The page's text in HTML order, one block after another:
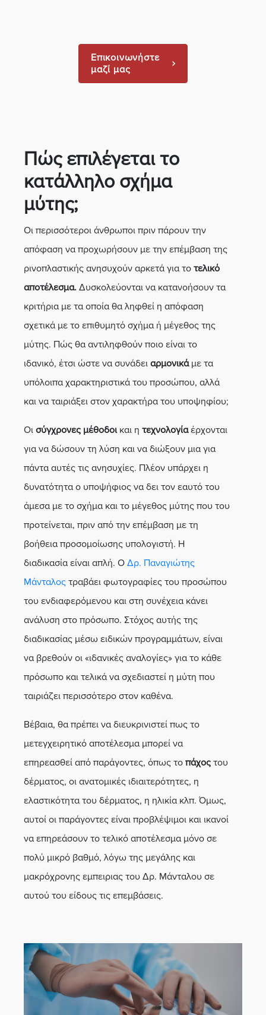
Επικοινωνήστε
μαζί μας
Πώς επιλέγεται το
κατάλληλο σχήμα
μύτης;
Οι περισσότεροι άνθρωποι πριν πάρουν την
απόφαση να προχωρήσουν με την επέμβαση της
ρινοπλαστικής ανησυχούν αρκετά για το τελικό
αποτέλεσμα. Δυσκολεύονται να κατανοήσουν τα
κριτήρια με τα οποία θα ληφθεί η απόφαση
σχετικά με το επιθυμητό σχήμα ή μέγεθος της
μύτης. Πώς θα αντιληφθούν ποιο είναι το
ιδανικό, έτσι ώστε να συνάδει αρμονικάμε τα
υπόλοιπα χαρακτηριστικά του προσώπου, αλλά
και να ταιριάξει στον χαρακτήρα του υποψηφίου;
Οι σύγχρονες μέθοδοικαι η τεχνολογίαέρχονται
για να δώσουν τη λύση και να διώξουν μια για
πάντα αυτές τις ανησυχίες. Πλέον υπάρχει η
δυνατότητα ο υποψήφιος να δει τον εαυτό του
άμεσα με το σχήμα και το μέγεθος μύτης που του
προτείνεται, πριν από την επέμβαση με τη
βοήθεια προσομοίωσης υπολογιστή. Η
διαδικασία είναι απλή. Ο Δρ. Παναγιώτης
Μάνταλος τραβάει φωτογραφίες του προσώπου
του ενδιαφερόμενου και στη συνέχεια κάνει
ανάλυση στο πρόσωπο. Στόχος αυτής της
διαδικασίας μέσω ειδικών προγραμμάτων, είναι
να βρεθούν οι «ιδανικές αναλογίες» για το κάθε
πρόσωπο και τελικά να σχεδιαστεί η μύτη που
ταιριάζει περισσότερο στον καθένα.
Βέβαια, θα πρέπει να διευκρινιστεί πως το
μετεγχειρητικό αποτέλεσμα μπορεί να
επηρεασθεί από παράγοντες, όπως το πάχος του
δέρματος, οι ανατομικές ιδιαιτερότητες, η
ελαστικότητα του δέρματος, η ηλικία κλπ. Όμως,
αυτοί οι παράγοντες είναι προβλέψιμοι και ικανοί
να επηρεάσουν το τελικό αποτέλεσμα μόνο σε
πολύ μικρό βαθμό, λόγω της μεγάλης και
μακρόχρονης εμπειριας του Δρ. Μάνταλου σε
αυτού του είδους τις επεμβάσεις.